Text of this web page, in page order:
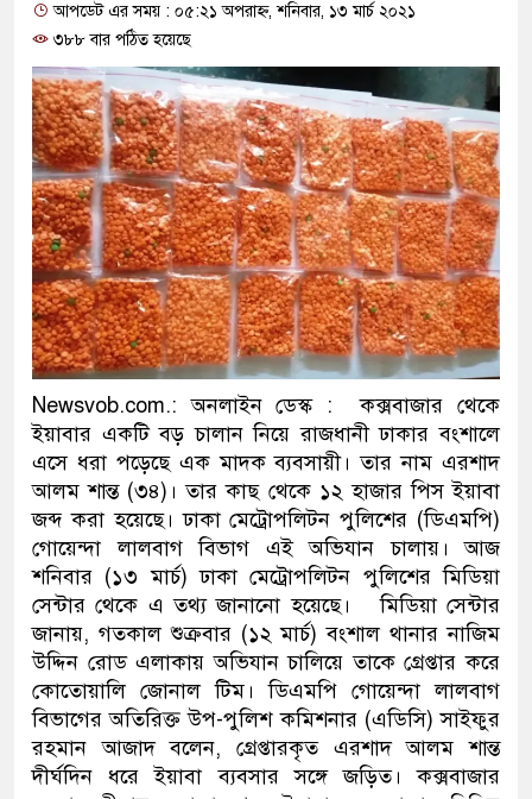
ও বিশ্বাসযোগ্য: প্রধানমন্ত্রী
মাননীয় প্রধানমন্ত্রী, মন্ত্রীবর্গ
সিল-স্বাক্ষর জালিয়াতি চক্রের পাঁচ
উদ্ধার
জনগণ পরিবর্তন চেয়েছে
প্রধানমন্ত্রী
মিরপুর মডেল থানার
মাদক কারবারি গ্রেফতার
২৮ লাখ টাকার জাল নোটসহ
থানা পুলিশ
যেকোনো সময় বেনজীরের
নেতৃত্ব ও গণতন্ত্রের মূর্তমান
আপডেট এর সময় : ০৫:২১ অপরাহ্ন, শনিবার, ১৩ মার্চ ২০২১
৩৮৮ বার পঠিত হয়েছে
Newsvob.com.: অনলাইন ডেস্ক : কক্সবাজার থেকে
ইয়াবার একটি বড় চালান নিয়ে রাজধানী ঢাকার বংশালে
এসে ধরা পড়েছে এক মাদক ব্যবসায়ী। তার নাম এরশাদ
আলম শান্ত (৩৪)। তার কাছ থেকে ১২ হাজার পিস ইয়াবা
জব্দ করা হয়েছে। ঢাকা মেট্রোপলিটন পুলিশের (ডিএমপি)
গোয়েন্দা লালবাগ বিভাগ এই অভিযান চালায়। আজ
শনিবার (১৩ মার্চ) ঢাকা মেট্রোপলিটন পুলিশের মিডিয়া
সেন্টার থেকে এ তথ্য জানানো হয়েছে। মিডিয়া সেন্টার
জানায়, গতকাল শুক্রবার (১২ মার্চ) বংশাল থানার নাজিম
উদ্দিন রোড এলাকায় অভিযান চালিয়ে তাকে গ্রেপ্তার করে
কোতোয়ালি জোনাল টিম। ডিএমপি গোয়েন্দা লালবাগ
বিভাগের অতিরিক্ত উপ-পুলিশ কমিশনার (এডিসি) সাইফুর
রহমান আজাদ বলেন, গ্রেপ্তারকৃত এরশাদ আলম শান্ত
দীর্ঘদিন ধরে ইয়াবা ব্যবসার সঙ্গে জড়িত। কক্সবাজার